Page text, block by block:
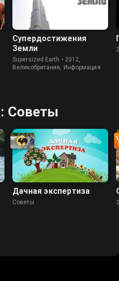
Супердостижения
Земли
Supersized Earth • 2012,
Великобритания, Информация
Советы
Дачная экспертиза
Советы